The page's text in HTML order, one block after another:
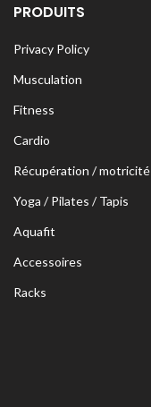
PRODUITS
Privacy Policy
Musculation
Fitness
Cardio
Récupération / motricité
Yoga / Pilates / Tapis
Aquafit
Accessoires
Racks